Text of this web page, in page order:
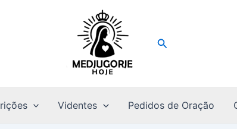
Pesquisar
Videntes Pedidos de Oração